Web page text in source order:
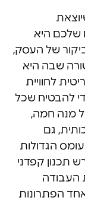
היא
של העסק,
שבה היא
לחוויית
להבטיח שכל
מנה חמה,
גם
הגדולות
תכנון קפדני
העבודה
הפתרונות